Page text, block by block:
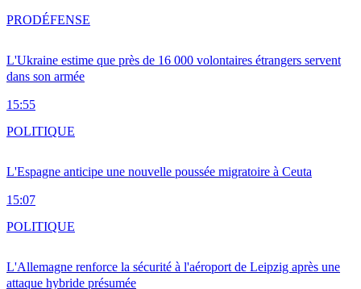
L'Ukraine estime que près de 16 000 volontaires étrangers servent
dans son armée
15:55
PRODÉFENSE
L'Espagne anticipe une nouvelle poussée migratoire à Ceuta
15:07
POLITIQUE
L'Allemagne renforce la sécurité à l'aéroport de Leipzig après une
attaque hybride présumée
POLITIQUE